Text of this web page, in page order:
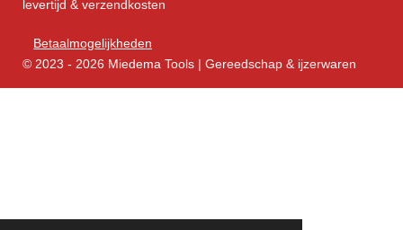
levertijd & verzendkosten
Betaalmogelijkheden
© 2023 - 2026 Miedema Tools | Gereedschap & ijzerwaren